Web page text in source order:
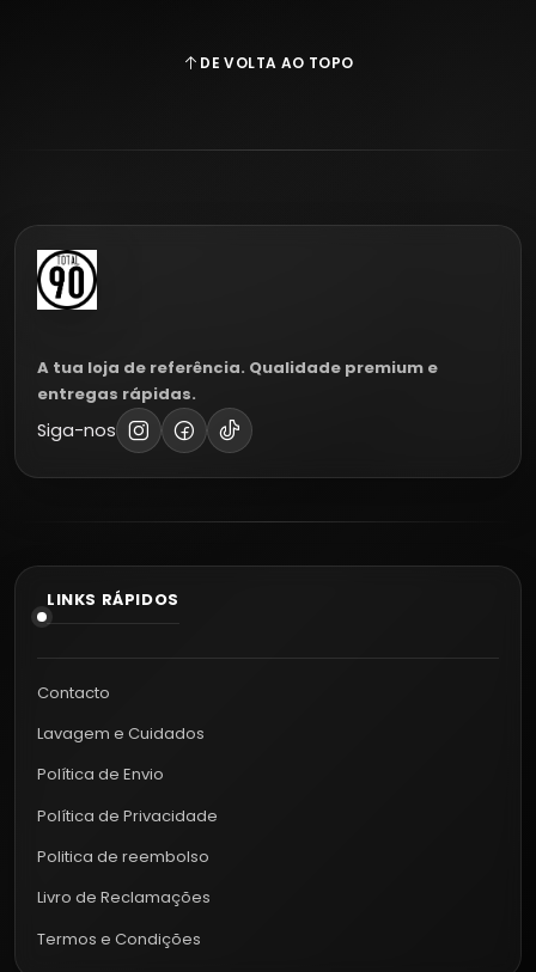
DE VOLTA AO TOPO
A tua loja de referência. Qualidade premium e
entregas rápidas.
Siga-nos
LINKS RÁPIDOS
Contacto
Lavagem e Cuidados
Política de Envio
Política de Privacidade
Politica de reembolso
Livro de Reclamações
Termos e Condições